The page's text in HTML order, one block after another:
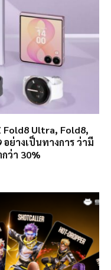
Fold8 Ultra, Fold8,
ย่างเป็นทางการ ว่ามี
ว่า 30%